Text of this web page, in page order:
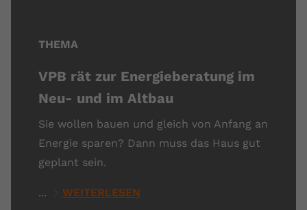
THEMA
VPB rät zur Energieberatung im
Neu- und im Altbau
Sie wollen bauen und gleich von Anfang an
Energie sparen? Dann muss das Haus gut
geplant sein.
... WEITERLESEN